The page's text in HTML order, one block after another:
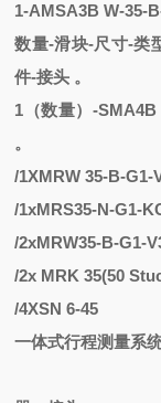
1-AMSA3B W-35-
数量-滑块-尺寸-类
件-接头 。
1（数量）-
。
/1XMRW 35-B-G1-
/1xMRS35-N-G1-
/2xMRW35-B-G1-
/2x MRK 35(50
/4XSN 6-45
一体式行程测量系